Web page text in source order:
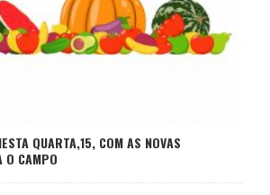
QUARTA,15, COM AS NOVAS
O CAMPO